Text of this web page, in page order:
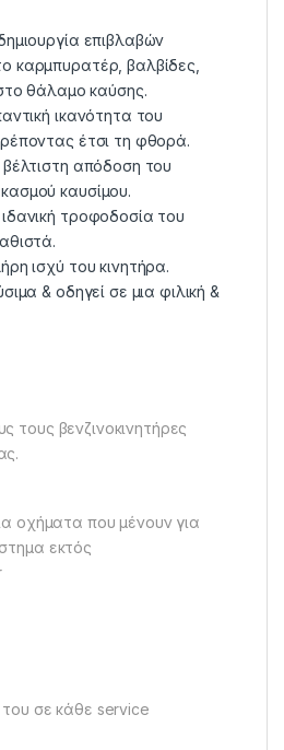
επιβλαβών
καρμπυρατέρ, βαλβίδες,
θάλαμο καύσης.
ικανότητα του
έτσι τη φθορά.
βέλτιστη απόδοση του
καυσίμου.
τροφοδοσία του
ισχύ του κινητήρα.
& οδηγεί σε μια φιλική &
τους βενζινοκινητήρες
οχήματα που μένουν για
εκτός
σε κάθε service